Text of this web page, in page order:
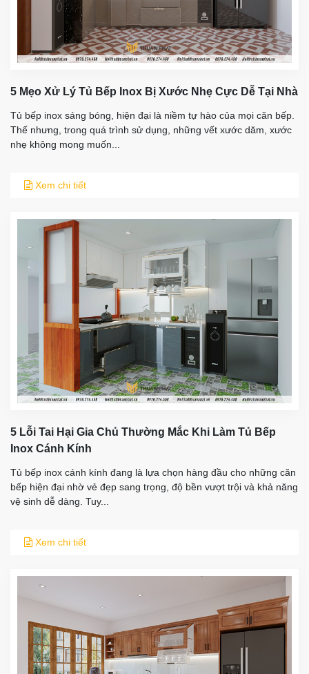
5 Mẹo Xử Lý Tủ Bếp Inox Bị Xước Nhẹ Cực Dễ Tại Nhà
Tủ bếp inox sáng bóng, hiện đại là niềm tự hào của mọi căn bếp.
Thế nhưng, trong quá trình sử dụng, những vết xước dăm, xước
nhẹ không mong muốn...
Xem chi tiết
5 Lỗi Tai Hại Gia Chủ Thường Mắc Khi Làm Tủ Bếp
Inox Cánh Kính
Tủ bếp inox cánh kính đang là lựa chọn hàng đầu cho những căn
bếp hiện đại nhờ vẻ đẹp sang trọng, độ bền vượt trội và khả năng
vệ sinh dễ dàng. Tuy...
Xem chi tiết